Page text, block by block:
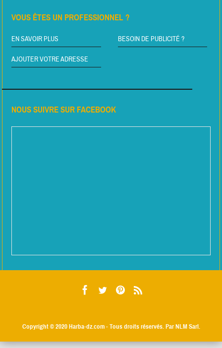
VOUS ÊTES UN PROFESSIONNEL ?
EN SAVOIR PLUS BESOIN DE PUBLICITÉ ?
AJOUTER VOTRE ADRESSE
NOUS SUIVRE SUR FACEBOOK
Copyright © 2020Harba-dz.com- Tous droits réservés. Par NLM Sarl.